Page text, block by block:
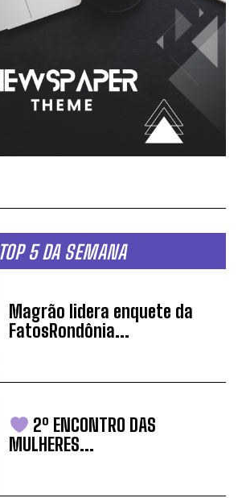
TOP 5 DA SEMANA
Magrão lidera enquete da
FatosRondônia...
2º ENCONTRO DAS
MULHERES...